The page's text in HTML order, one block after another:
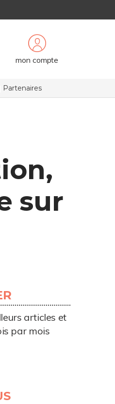
mon compte
Partenaires
sur
articles et
par mois